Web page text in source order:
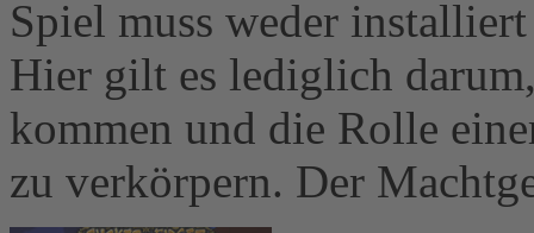
Spiel muss weder
Hier gilt es lediglich
kommen und die Rolle
zu verkörpern. Der